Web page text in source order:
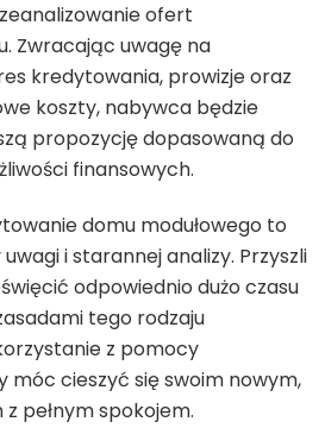
ofert
Zwracając uwagę na
kredytowania, prowizje oraz
koszty, nabywca będzie
propozycję dopasowaną do
finansowych.
domu modułowego to
i starannej analizy. Przyszli
odpowiednio dużo czasu
tego rodzaju
z pomocy
móc cieszyć się swoim nowym,
pełnym spokojem.